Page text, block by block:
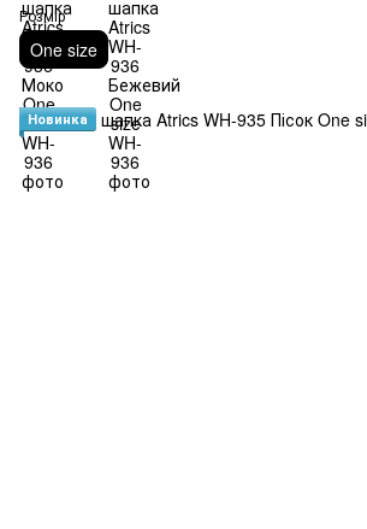
Розмір
One size
Новинка